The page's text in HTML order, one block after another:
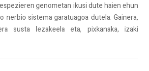
genometan ikusi dute haien ehun
sistema garatuagoa dutela. Gainera,
susta lezakeela eta, pixkanaka, izaki